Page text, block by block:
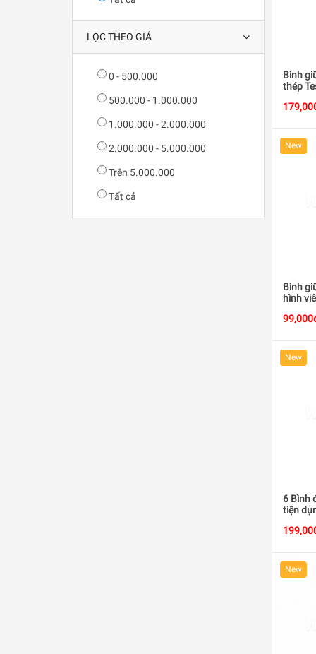
LỌC THEO GIÁ
0 - 500.000
500.000 - 1.000.000
1.000.000 - 2.000.000
2.000.000 - 5.000.000
Trên 5.000.000
Tất cả
Bình
thép
New
Bình
hình
New
6 Bình
tiện
New